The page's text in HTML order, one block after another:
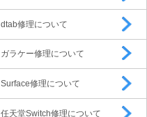
dtab修理について
ガラケー修理について
Surface修理について
任天堂Switch修理について